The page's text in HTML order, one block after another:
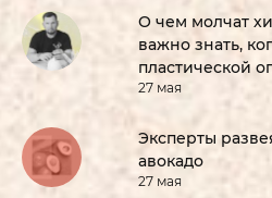
О чем молчат
важно знать,
пластической
27 мая
Эксперты
авокадо
27 мая